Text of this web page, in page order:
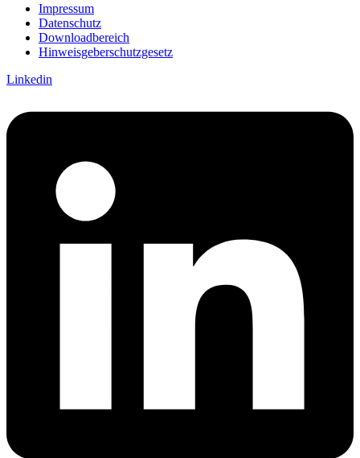
Impressum
Datenschutz
Downloadbereich
Hinweisgeberschutzgesetz
Linkedin